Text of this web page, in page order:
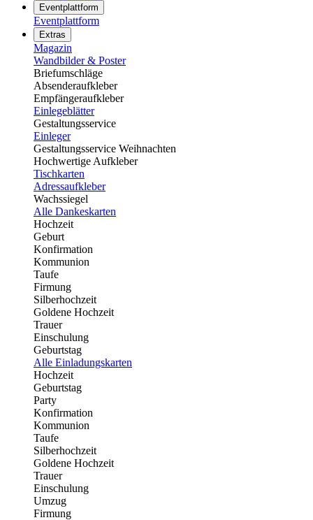
Eventplattform
Eventplattform
Extras
Magazin
Wandbilder & Poster
Briefumschläge
Absenderaufkleber
Empfängeraufkleber
Einlegeblätter
Gestaltungsservice
Einleger
Gestaltungsservice Weihnachten
Hochwertige Aufkleber
Tischkarten
Adressaufkleber
Wachssiegel
Alle Dankeskarten
Hochzeit
Geburt
Konfirmation
Kommunion
Taufe
Firmung
Silberhochzeit
Goldene Hochzeit
Trauer
Einschulung
Geburtstag
Alle Einladungskarten
Hochzeit
Geburtstag
Party
Konfirmation
Kommunion
Taufe
Silberhochzeit
Goldene Hochzeit
Trauer
Einschulung
Umzug
Firmung